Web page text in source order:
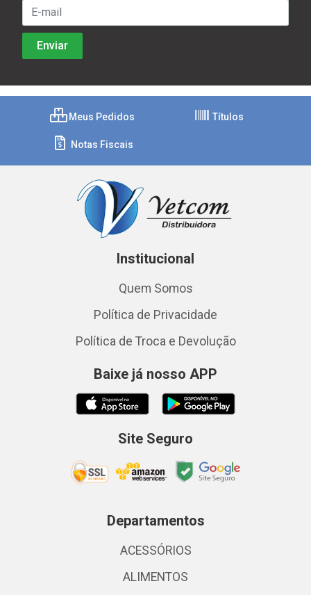
Meus Pedidos Títulos
Notas Fiscais
Institucional
Quem Somos
Política de Privacidade
Política de Troca e Devolução
Baixe já nosso APP
Site Seguro
Departamentos
ACESSÓRIOS
ALIMENTOS